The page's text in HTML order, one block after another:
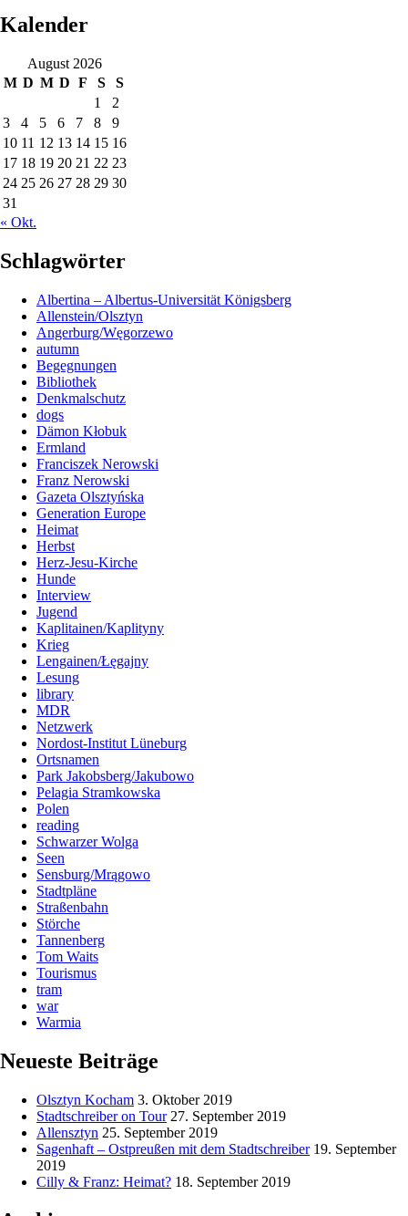
Kalender
August 2026
M D M D F S
S
1
2
3
4 5 6 7 8
9
10 11 12 13 14 15 16
17 18 19 20 21 22 23
24 25 26 27 28 29 30
31
« Okt.
Schlagwörter
Albertina – Albertus-Universität Königsberg
Allenstein/Olsztyn
Angerburg/Węgorzewo
autumn
Begegnungen
Bibliothek
Denkmalschutz
dogs
Dämon Kłobuk
Ermland
Franciszek Nerowski
Franz Nerowski
Gazeta Olsztyńska
Generation Europe
Heimat
Herbst
Herz-Jesu-Kirche
Hunde
Interview
Jugend
Kaplitainen/Kaplityny
Krieg
Lengainen/Łęgajny
Lesung
library
MDR
Netzwerk
Nordost-Institut Lüneburg
Ortsnamen
Park Jakobsberg/Jakubowo
Pelagia Stramkowska
Polen
reading
Schwarzer Wolga
Seen
Sensburg/Mrągowo
Stadtpläne
Straßenbahn
Störche
Tannenberg
Tom Waits
Tourismus
tram
war
Warmia
Neueste Beiträge
Olsztyn Kocham 3. Oktober 2019
Stadtschreiber on Tour 27. September 2019
Allensztyn 25. September 2019
Sagenhaft – Ostpreußen mit dem Stadtschreiber 19. September
2019
Cilly & Franz: Heimat? 18. September 2019